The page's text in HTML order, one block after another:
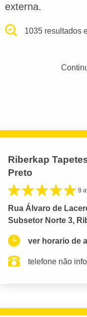
externa.
1035 resultados
Riberkap
Preto
9
Rua Álvaro de
Subsetor Norte 3,
ver horario de
telefone não